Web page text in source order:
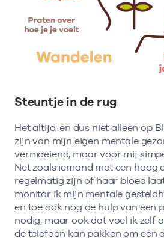
Steuntje in de rug
Het altijd, en dus niet alleen op
zijn van mijn eigen mentale
vermoeiend, maar voor mij
Net zoals iemand met een hoog
regelmatig zijn of haar bloed
monitor ik mijn mentale
en toe ook nog de hulp van een
nodig, maar ook dat voel ik zelf
de telefoon kan pakken om een